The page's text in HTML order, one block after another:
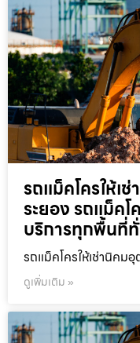
รถแม็คโครให้เ
ระยอง รถแม็คโ
บริการทุกพื้นที่
รถแม็คโครให้เช่านิคม
ดูเพิ่มเติม »